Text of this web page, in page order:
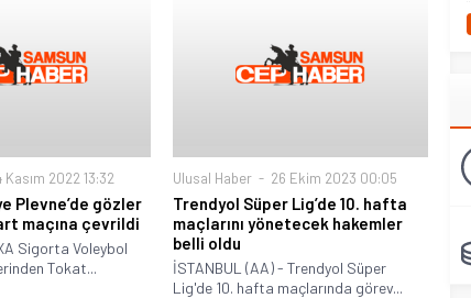
Kasım 2022 13:32
Plevne’de gözler
maçına çevrildi
Sigorta Voleybol
Tokat...
Ulusal Haber 26 Ekim 2023 00:05
Trendyol Süper Lig’de 10. hafta
maçlarını yönetecek hakemler
belli oldu
İSTANBUL (AA) - Trendyol Süper
Lig'de 10. hafta maçlarında görev...